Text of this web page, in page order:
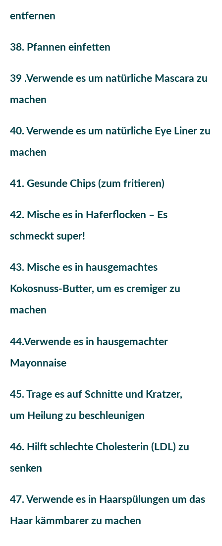
entfernen
38. Pfannen einfetten
39 .Verwende es um natürliche Mascara zu
machen
40. Verwende es um natürliche Eye Liner zu
machen
41. Gesunde Chips (zum fritieren)
42. Mische es in Haferflocken – Es
schmeckt super!
43. Mische es in hausgemachtes
Kokosnuss-Butter, um es cremiger zu
machen
44.Verwende es in hausgemachter
Mayonnaise
45. Trage es auf Schnitte und Kratzer,
um Heilung zu beschleunigen
46. Hilft schlechte Cholesterin (LDL) zu
senken
47. Verwende es in Haarspülungen um das
Haar kämmbarer zu machen